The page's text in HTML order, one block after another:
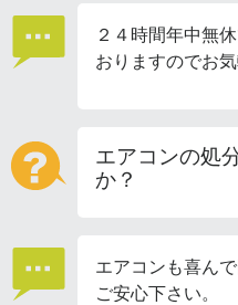
２４時間年中無
おりますのでお
エアコンの処
か？
エアコンも喜ん
ご安心下さい。